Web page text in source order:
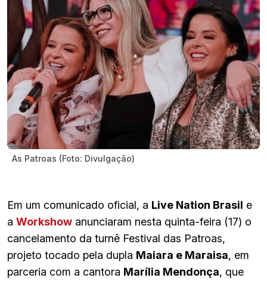
As Patroas (Foto: Divulgação)
Em um comunicado oficial, a Live Nation Brasil e
a Workshow anunciaram nesta quinta-feira (17) o
cancelamento da turnê Festival das Patroas,
projeto tocado pela dupla Maiara e Maraisa, em
parceria com a cantora Marília Mendonça, que